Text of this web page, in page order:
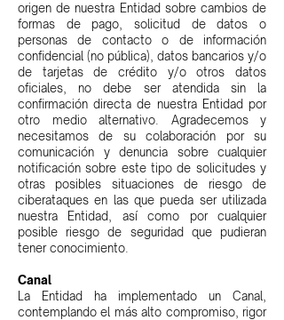
origen de nuestra Entidad sobre cambios de
formas de pago, solicitud de datos o
personas de contacto o de información
confidencial (no pública), datos bancarios y/o
de tarjetas de crédito y/o otros datos
oficiales, no debe ser atendida sin la
confirmación directa de nuestra Entidad por
otro medio alternativo. Agradecemos y
necesitamos de su colaboración por su
comunicación y denuncia sobre cualquier
notificación sobre este tipo de solicitudes y
otras posibles situaciones de riesgo de
ciberataques en las que pueda ser utilizada
nuestra Entidad, así como por cualquier
posible riesgo de seguridad que pudieran
tener conocimiento.
Canal
La Entidad ha implementado un Canal,
contemplando el más alto compromiso, rigor